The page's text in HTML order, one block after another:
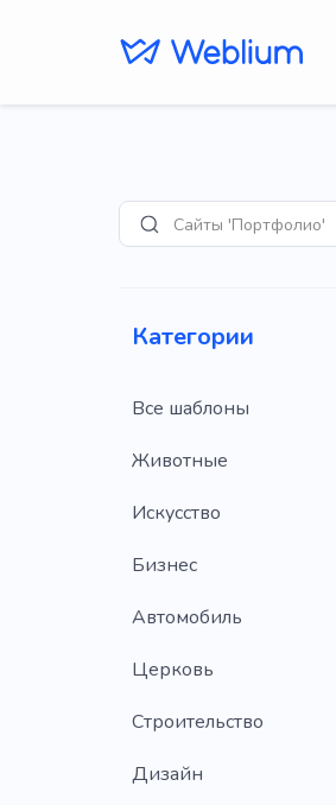
ПоискСайты 'Портфолио'
Категории
Все шаблоны
Животные
Искусство
Бизнес
Автомобиль
Церковь
Строительство
Дизайн